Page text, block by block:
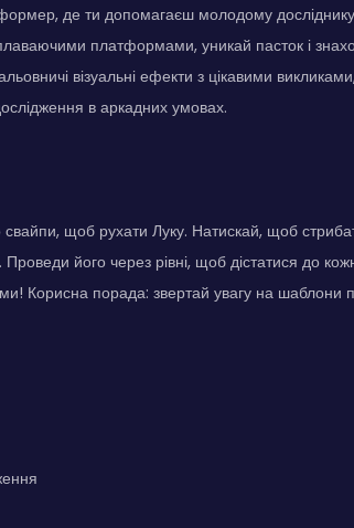
де ти допомагаєш молодому
плаваючими платформами, уникай пасток і
візуальні ефекти з цікавими
в аркадних умовах.
свайпи, щоб рухати Луку. Натискай, щоб
його через рівні, щоб дістатися до
Корисна порада: звертай увагу на шаблони